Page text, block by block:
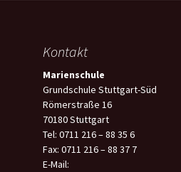
Kontakt
Marienschule
Grundschule Stuttgart-Süd
Römerstraße 16
70180 Stuttgart
Tel: 0711 216 – 88 35 6
Fax: 0711 216 – 88 37 7
E-Mail: